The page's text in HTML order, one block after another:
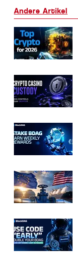
Andere Artikel